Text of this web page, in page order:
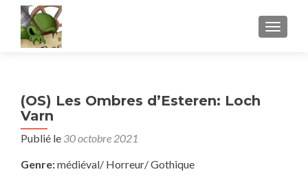
(OS) Les Ombres d’Esteren: Loch
Varn
Publié le 30 octobre 2021
Genre:médiéval/ Horreur/ Gothique